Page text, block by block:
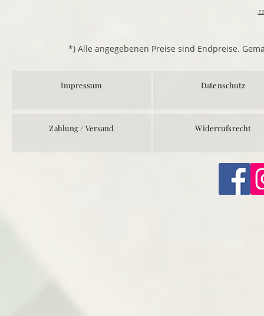
*) Alle angegebenen Preise sind Endpreise.
Impressum
Zahlung / Versand
Datenschutz
Widerrufsrecht